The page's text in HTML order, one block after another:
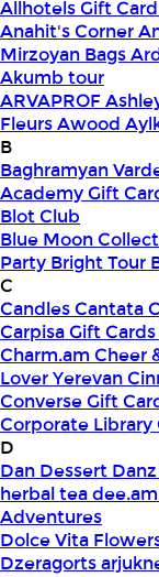
Allhotels Gift Card
Anahit's Corner
Mirzoyan Bags
Akumb tour
ARVAPROF
FleursAwood
B
Baghramyan
Academy Gift
Blot Club
Blue Moon
Party Bright Tour
C
CandlesCantata
Carpisa Gift Cards
Charm.am Cheer
Lover Yerevan
Converse Gift
Corporate Library
D
Dan Dessert Danz
herbal teadee.am
Adventures
Dolce Vita
Dzeragorts